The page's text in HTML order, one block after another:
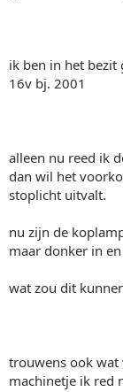
ik ben in het bezit
16v bj. 2001
alleen nu reed ik
dan wil het
stoplicht uitvalt.
nu zijn de
maar donker in
wat zou dit
trouwens ook wat
machinetje ik red